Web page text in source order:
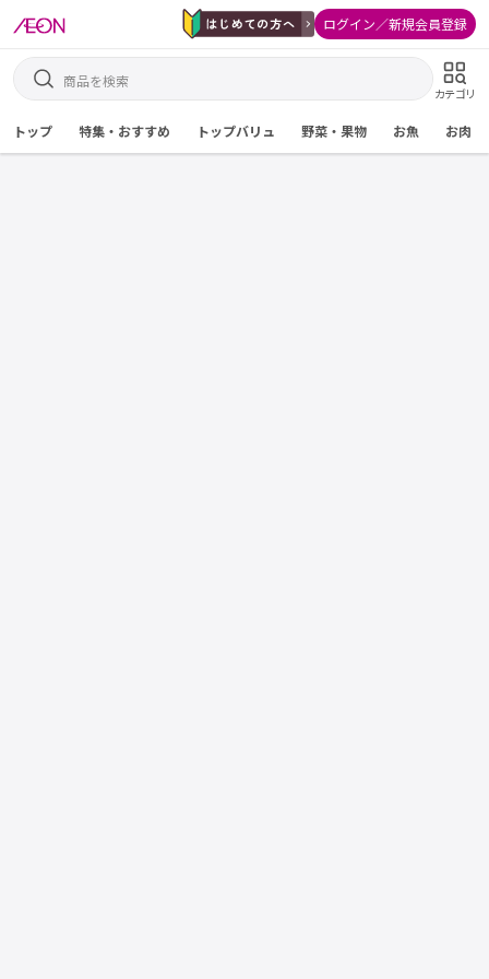
ログイン／新規会員登録
カテゴリ
トップ 特集・おすすめ トップバリュ 野菜・果物 お魚 お肉